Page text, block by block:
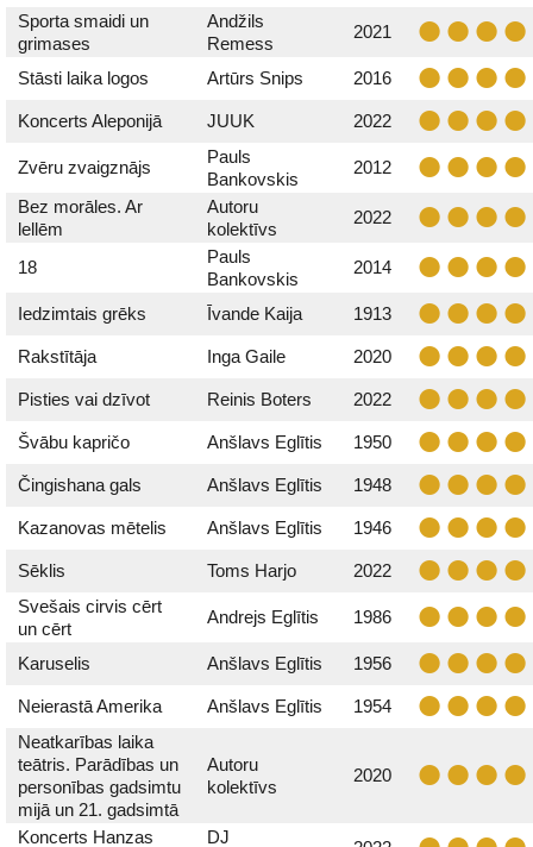
Sporta smaidi un
grimases
Andžils
Remess
2021
Stāsti laika logos Artūrs Snips 2016
Koncerts Aleponijā JUUK 2022
Zvēru zvaigznājs
Pauls
Bankovskis
2012
Bez morāles. Ar
lellēm
Autoru
kolektīvs
2022
18
Pauls
Bankovskis
2014
Iedzimtais grēks Īvande Kaija 1913
Rakstītāja Inga Gaile 2020
Pisties vai dzīvot Reinis Boters 2022
Švābu kapričo Anšlavs Eglītis 1950
Čingishana gals Anšlavs Eglītis 1948
Kazanovas mētelis Anšlavs Eglītis 1946
Sēklis Toms Harjo
2022
Svešais cirvis cērt
un cērt
Andrejs Eglītis 1986
Karuselis Anšlavs Eglītis 1956
Neierastā Amerika Anšlavs Eglītis
1954
Neatkarības laika
teātris. Parādības un
personības gadsimtu
mijā un 21. gadsimtā
Autoru
kolektīvs
2020
Koncerts Hanzas DJ